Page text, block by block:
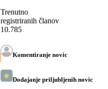
Trenutno
registriranih članov
10.785
Komentiranje novic
Dodajanje priljubljenih novic